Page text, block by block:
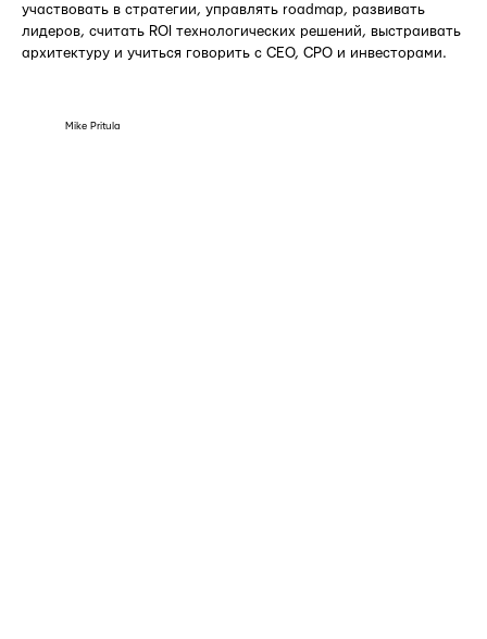
участвовать в стратегии, управлять roadmap, развивать
лидеров, считать ROI технологических решений, выстраивать
архитектуру и учиться говорить с CEO, CPO и инвесторами.
Mike Pritula